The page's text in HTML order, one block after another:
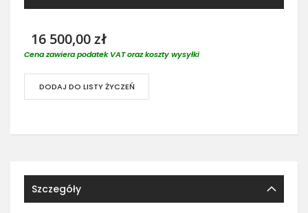
16 500,00 zł
Cena zawiera podatek VAT oraz koszty wysyłki
DODAJ DO LISTY ŻYCZEŃ
Szczegóły